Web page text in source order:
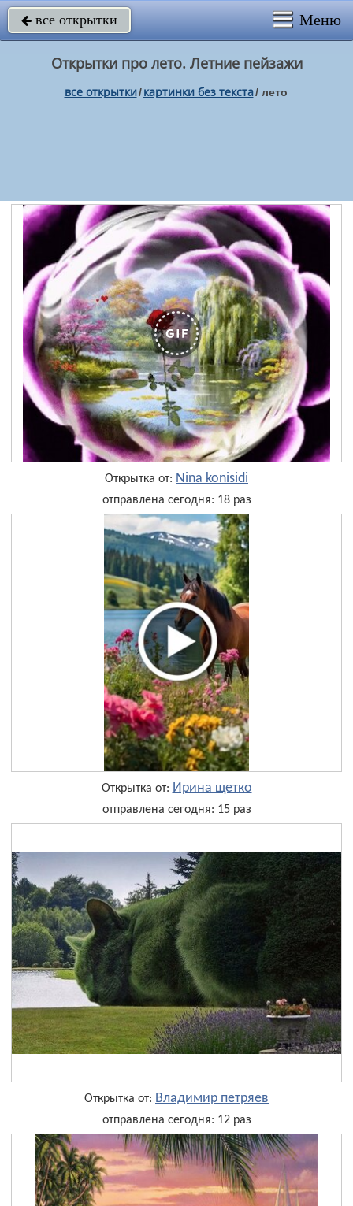
 все открытки Меню
Открытки про лето. Летние пейзажи
все открытки/ картинки без текста/ лето
Открытка от: Nina konisidi
отправлена сегодня: 18 раз
Открытка от: Ирина щетко
отправлена сегодня: 15 раз
Открытка от: Владимир петряев
отправлена сегодня: 12 раз